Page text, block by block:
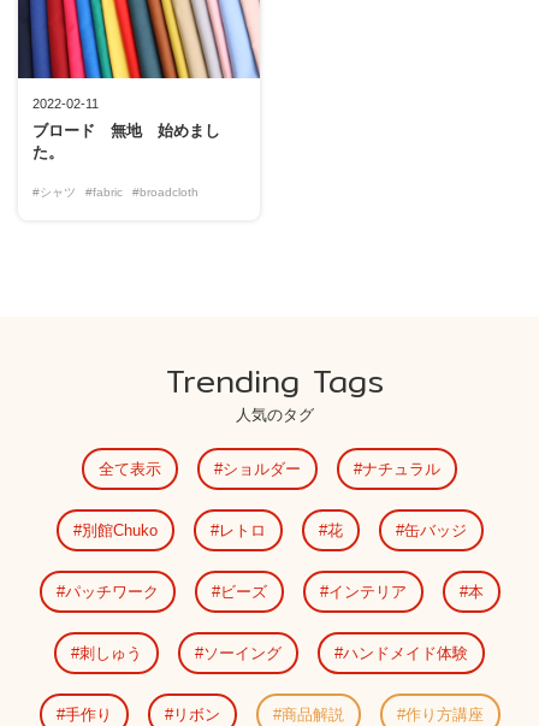
2022-02-11
ブロード 無地 始めまし
た。
#シャツ #fabric #broadcloth
Trending Tags
人気のタグ
全て表示 ショルダー ナチュラル
別館Chuko レトロ 花 缶バッジ
パッチワーク ビーズ インテリア 本
刺しゅう ソーイング ハンドメイド体験
手作り リボン 商品解説 作り方講座